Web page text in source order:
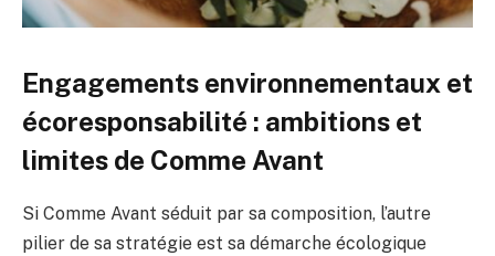
Engagements environnementaux et
écoresponsabilité : ambitions et
limites de Comme Avant
Si Comme Avant séduit par sa composition, l’autre
pilier de sa stratégie est sa démarche écologique